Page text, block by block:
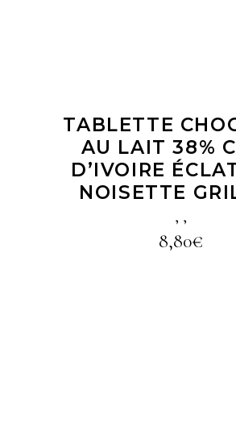
TABLETTE
AU LAIT 38%
D’IVOIRE
NOISETTE
, ,
8,80€